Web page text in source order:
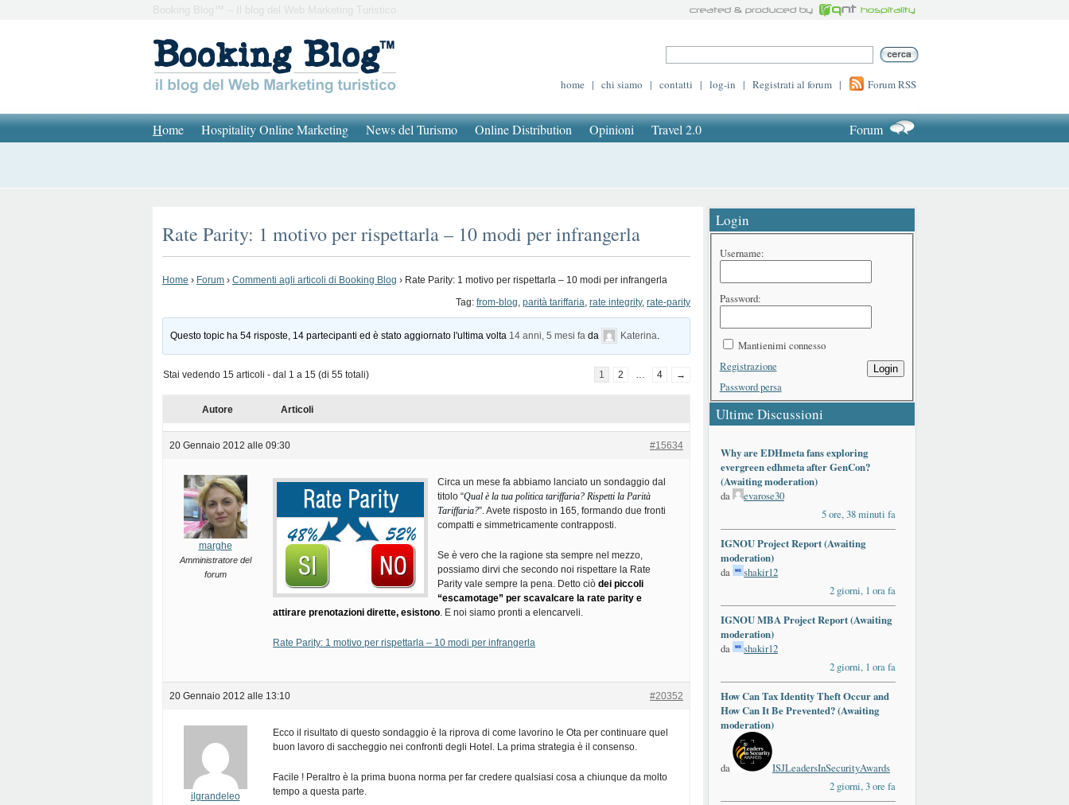
Booking Blog™ – Il blog del Web Marketing Turistico
home | chi siamo | contatti | log-in | Registrati al forum | Forum RSS
Home Hospitality Online Marketing News del Turismo Online Distribution Opinioni Travel 2.0 Forum
Rate Parity: 1 motivo per rispettarla – 10 modi per infrangerla
Home › Forum › Commenti agli articoli di Booking Blog › Rate Parity: 1 motivo per rispettarla – 10 modi per infrangerla
Tag: from-blog, parità tariffaria, rate integrity, rate-parity
Questo topic ha 54 risposte, 14 partecipanti ed è stato aggiornato l'ultima volta 14 anni, 5 mesi fa da Katerina
Stai vedendo 15 articoli - dal 1 a 15 (di 55 totali) 1 2 … 4 →
Autore Articoli
20 Gennaio 2012 alle 09:30 #15634
marghe
Amministratore del
forum
Circa un mese fa abbiamo lanciato un sondaggio dal
titolo “Qual è la tua politica tariffaria? Rispetti la Parità
Tariffaria?”. Avete risposto in 165, formando due fronti
compatti e simmetricamente contrapposti.
Se è vero che la ragione sta sempre nel mezzo,
possiamo dirvi che secondo noi rispettare la Rate
Parity vale sempre la pena. Detto ciò dei piccoli
“escamotage” per scavalcare la rate parity e
attirare prenotazioni dirette, esistono. E noi siamo pronti a elencarveli.
Rate Parity: 1 motivo per rispettarla – 10 modi per infrangerla
20 Gennaio 2012 alle 13:10 #20352
ilgrandeleo
Ecco il risultato di questo sondaggio è la riprova di come lavorino le Ota per continuare quel
buon lavoro di saccheggio nei confronti degli Hotel. La prima strategia è il consenso.
Facile ! Peraltro è la prima buona norma per far credere qualsiasi cosa a chiunque da molto
tempo a questa parte.
Login
Username:
Password:
Mantienimi connesso
Login
Registrazione
Password persa
Ultime Discussioni
Why are EDHmeta fans exploring
evergreen edhmeta after GenCon?
(Awaiting moderation)
da
evarose30
5 ore, 38 minuti fa
IGNOU Project Report (Awaiting
moderation)
da
shakir12
2 giorni, 1 ora fa
IGNOU MBA Project Report (Awaiting
moderation)
da
shakir12
2 giorni, 1 ora fa
How Can Tax Identity Theft Occur and
How Can It Be Prevented? (Awaiting
moderation)
da
ISJLeadersInSecurityAwards
2 giorni, 3 ore fa